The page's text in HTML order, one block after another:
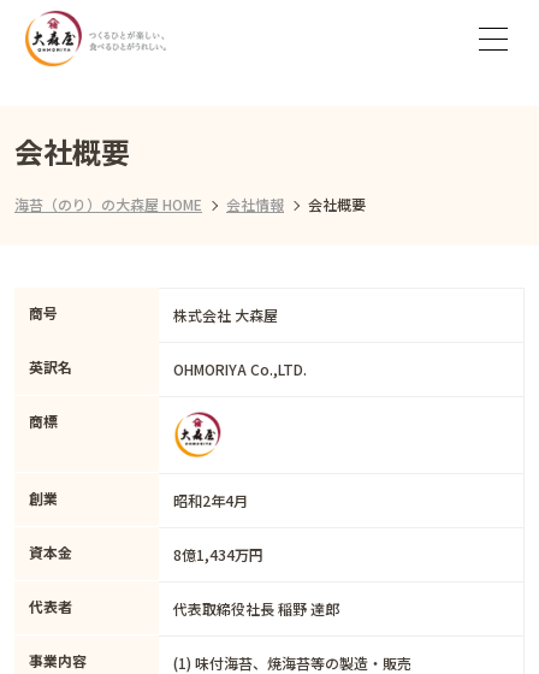
会社概要
海苔（のり）の大森屋 HOME 会社情報 会社概要
商号 株式会社 大森屋
英訳名 OHMORIYA Co.,LTD.
商標
創業 昭和2年4月
資本金 8億1,434万円
代表者 代表取締役社長 稲野 達郎
事業内容
(1) 味付海苔、焼海苔等の製造・販売